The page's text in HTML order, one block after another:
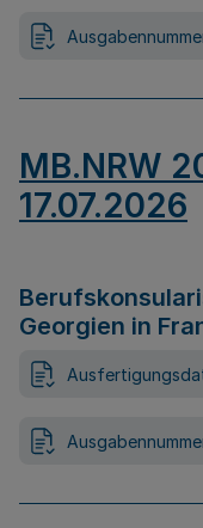
MB.NRW
17.07.2026
Georgien in